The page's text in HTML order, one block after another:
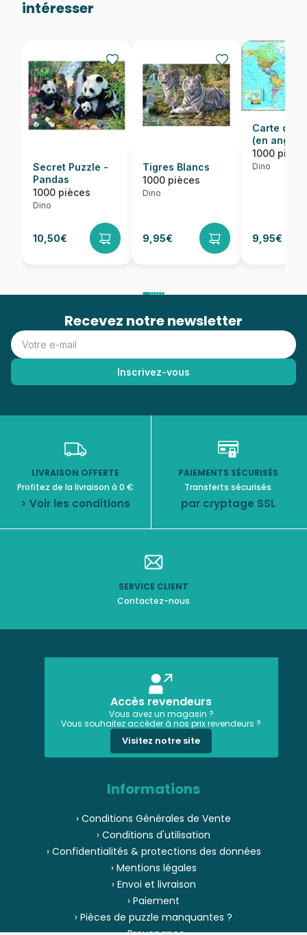
intéresser
Secret Puzzle -
Pandas
1000 pièces
Dino
10,50€
Tigres Blancs
1000 pièces
Dino
9,95€
Carte du
(en
1000
Dino
9,95€
Recevez notre newsletter
LIVRAISON OFFERTE
Profitez de la livraison à 0 €
> Voir les conditions
PAIEMENTS SÉCURISÉS
Transferts sécurisés
par cryptage SSL
SERVICE CLIENT
Contactez-nous
Accès revendeurs
Vous avez un magasin ?
Vous souhaitez accéder à nos prix revendeurs ?
Visitez notre site
Informations
› Conditions Générales de Vente
› Conditions d'utilisation
› Confidentialités & protections des données
› Mentions légales
› Envoi et livraison
› Paiement
› Pièces de puzzle manquantes ?